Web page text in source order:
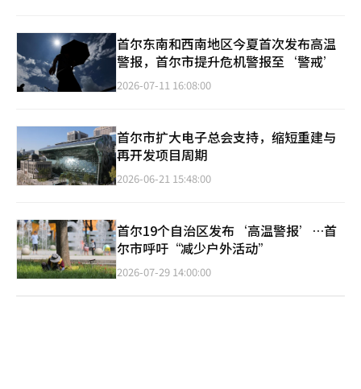
首尔东南和西南地区今夏首次发布高温
警报，首尔市提升危机警报至‘警戒’
2026-07-11 16:08:00
首尔市扩大电子总会支持，缩短重建与
再开发项目周期
2026-06-21 15:48:00
首尔19个自治区发布‘高温警报’…首
尔市呼吁“减少户外活动”
2026-07-29 14:00:00